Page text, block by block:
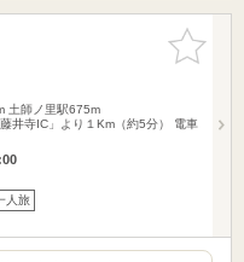
お気に入
りに追加
土師ノ里駅675m
井寺IC」より１Km（約5分） 電車
人旅